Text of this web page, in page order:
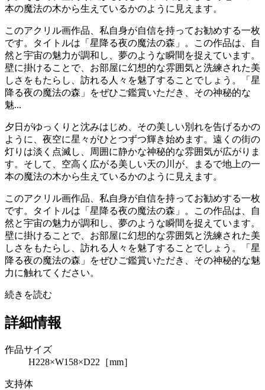
本の魔法の木から生えているかのように見えます。
このアクリル画作品、私自身が自信を持ってお勧めする一枚
です。タイトルは「星降る夜の魔法の森」。この作品は、自
然と宇宙の魅力が調和し、夢のような瞬間を捉えています。
壁に掛けることで、お部屋に幻想的な雰囲気と洗練された美
しさをもたらし、訪れる人々を魅了することでしょう。「星
降る夜の魔法の森」をぜひご鑑賞いただき、その神秘的な
魅...
夕日がゆっくりと沈みはじめ、その美しい別れを告げるかの
ように、夜空に星々がひとつずつ輝き始めます。遠くの街の
灯りは淡く点滅し、周囲に静かな神秘的な雰囲気が広がりま
す。そして、空高く広がる美しい天の川が、まるで地上の一
本の魔法の木から生えているかのように見えます。
このアクリル画作品、私自身が自信を持ってお勧めする一枚
です。タイトルは「星降る夜の魔法の森」。この作品は、自
然と宇宙の魅力が調和し、夢のような瞬間を捉えています。
壁に掛けることで、お部屋に幻想的な雰囲気と洗練された美
しさをもたらし、訪れる人々を魅了することでしょう。「星
降る夜の魔法の森」をぜひご鑑賞いただき、その神秘的な魅
力に触れてください。
続きを読む
詳細情報
作品サイズ
H228×W158×D22［mm］
支持体